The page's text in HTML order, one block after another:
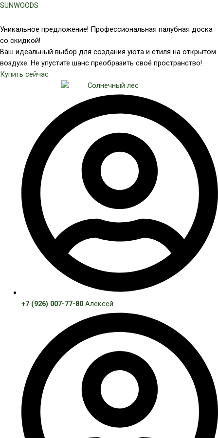
Перейти
содержимому
SUNWOODS
Уникальное предложение! Профессиональная палубная доска
со скидкой!
Ваш идеальный выбор для создания уюта и стиля на открытом
воздухе. Не упустите шанс преобразить своё пространство!
Купить сейчас
+7 (926) 007-77-80Алексей